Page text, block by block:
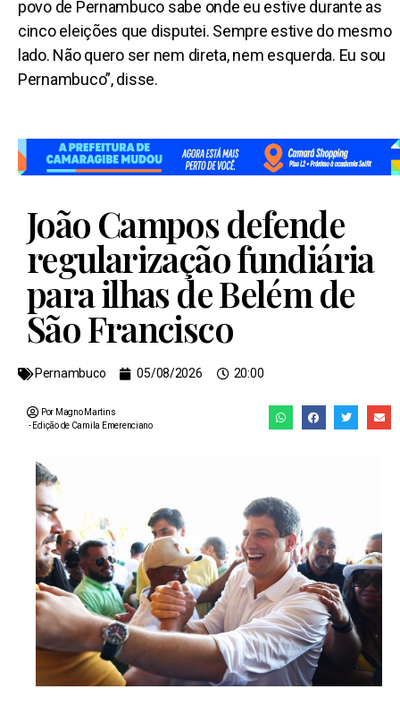
povo de Pernambuco sabe onde eu estive durante as
cinco eleições que disputei. Sempre estive do mesmo
lado. Não quero ser nem direta, nem esquerda. Eu sou
Pernambuco”, disse.
João Campos defende
regularização fundiária
para ilhas de Belém de
São Francisco
Pernambuco 05/08/2026 20:00
Por Magno Martins
- Edição de Camila Emerenciano